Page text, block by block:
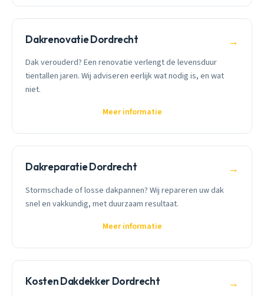
Dakrenovatie Dordrecht →
Dak verouderd? Een renovatie verlengt de levensduur
tientallen jaren. Wij adviseren eerlijk wat nodig is, en wat
niet.
Meer informatie
Dakreparatie Dordrecht →
Stormschade of losse dakpannen? Wij repareren uw dak
snel en vakkundig, met duurzaam resultaat.
Meer informatie
Kosten Dakdekker Dordrecht →